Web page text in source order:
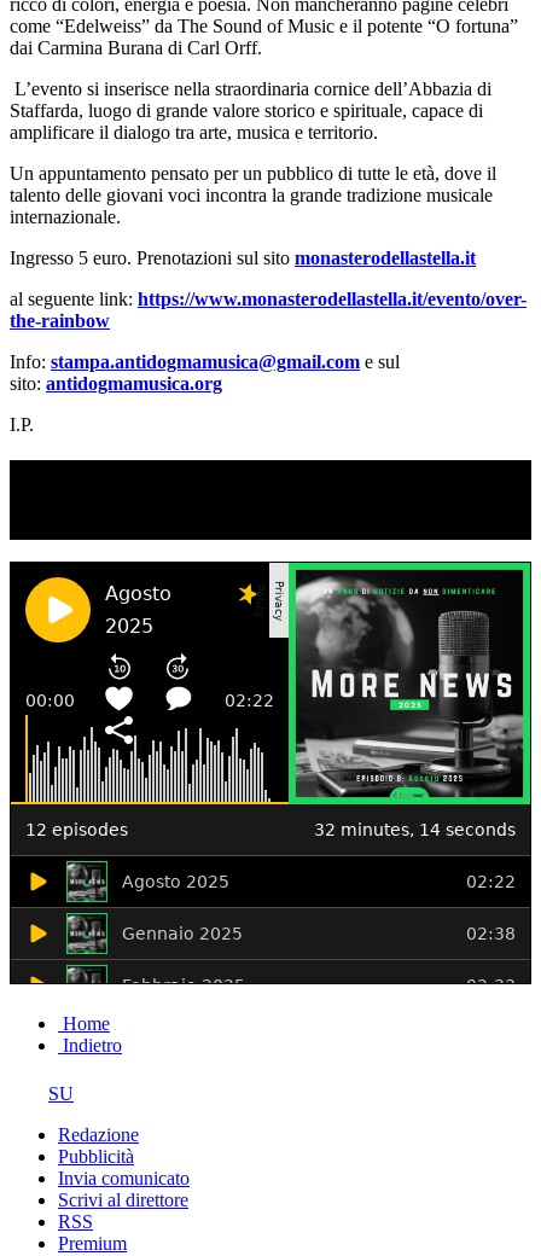
come “Edelweiss” da The Sound of Music e il potente “O fortuna”
dai Carmina Burana di Carl Orff.
L’evento si inserisce nella straordinaria cornice dell’Abbazia di
Staffarda, luogo di grande valore storico e spirituale, capace di
amplificare il dialogo tra arte, musica e territorio.
Un appuntamento pensato per un pubblico di tutte le età, dove il
talento delle giovani voci incontra la grande tradizione musicale
internazionale.
Ingresso 5 euro. Prenotazioni sul sito monasterodellastella.it
al seguente link: https://www.monasterodellastella.it/evento/over-
the-rainbow
Info: stampa.antidogmamusica@gmail.com e sul
sito: antidogmamusica.org
I.P.
Home
Indietro
SU
Redazione
Pubblicità
Invia comunicato
Scrivi al direttore
RSS
Premium